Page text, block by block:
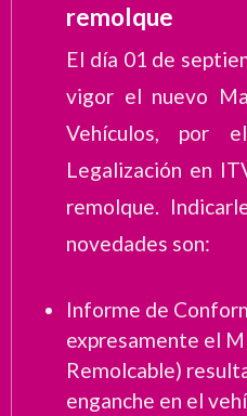
remolque
El día 01 de
vigor el nuevo
Vehículos, por
Legalización en
remolque.
novedades son:
Informe de
expresamente el
Remolcable)
enganche en el